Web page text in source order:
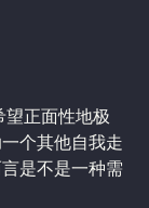
望正面性地极
个其他自我走
是不是一种需